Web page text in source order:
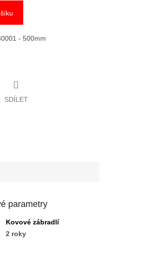
- 500mm
SDÍLET
parametry
Kovové zábradlí
2 roky